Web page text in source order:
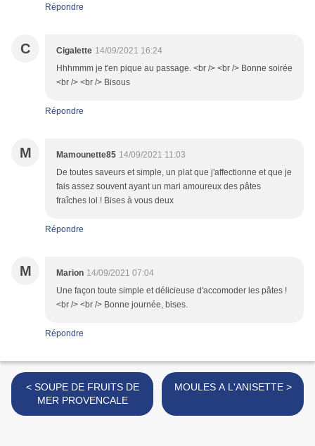
Répondre
C Cigalette 14/09/2021 16:24
Hhhmmm je t'en pique au passage. <br /> <br /> Bonne soirée
<br /> <br /> Bisous
Répondre
M Mamounette85 14/09/2021 11:03
De toutes saveurs et simple, un plat que j'affectionne et que je
fais assez souvent ayant un mari amoureux des pâtes
fraîches lol ! Bises à vous deux
Répondre
M Marion 14/09/2021 07:04
Une façon toute simple et délicieuse d'accomoder les pâtes !
<br /> <br /> Bonne journée, bises.
Répondre
< SOUPE DE FRUITS DE
MER PROVENCALE
MOULES A L'ANISETTE >